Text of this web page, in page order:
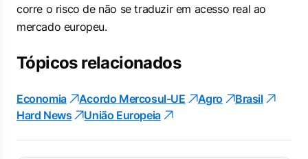
corre o risco de não se traduzir em acesso real ao
mercado europeu.
Tópicos relacionados
Economia Acordo Mercosul-UE Agro
Brasil
Hard News
União Europeia